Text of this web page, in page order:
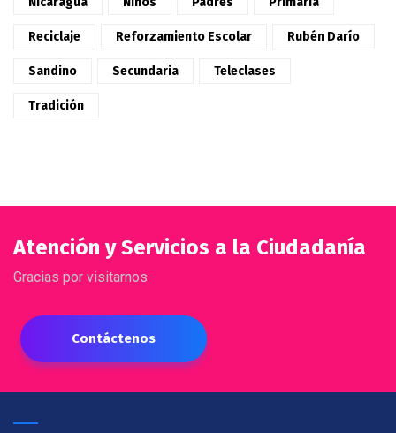
Reciclaje Reforzamiento Escolar Rubén Darío
Sandino Secundaria Teleclases
Tradición
Atención y Servicios a la Ciudadanía
Gracias por visitarnos
Contáctenos